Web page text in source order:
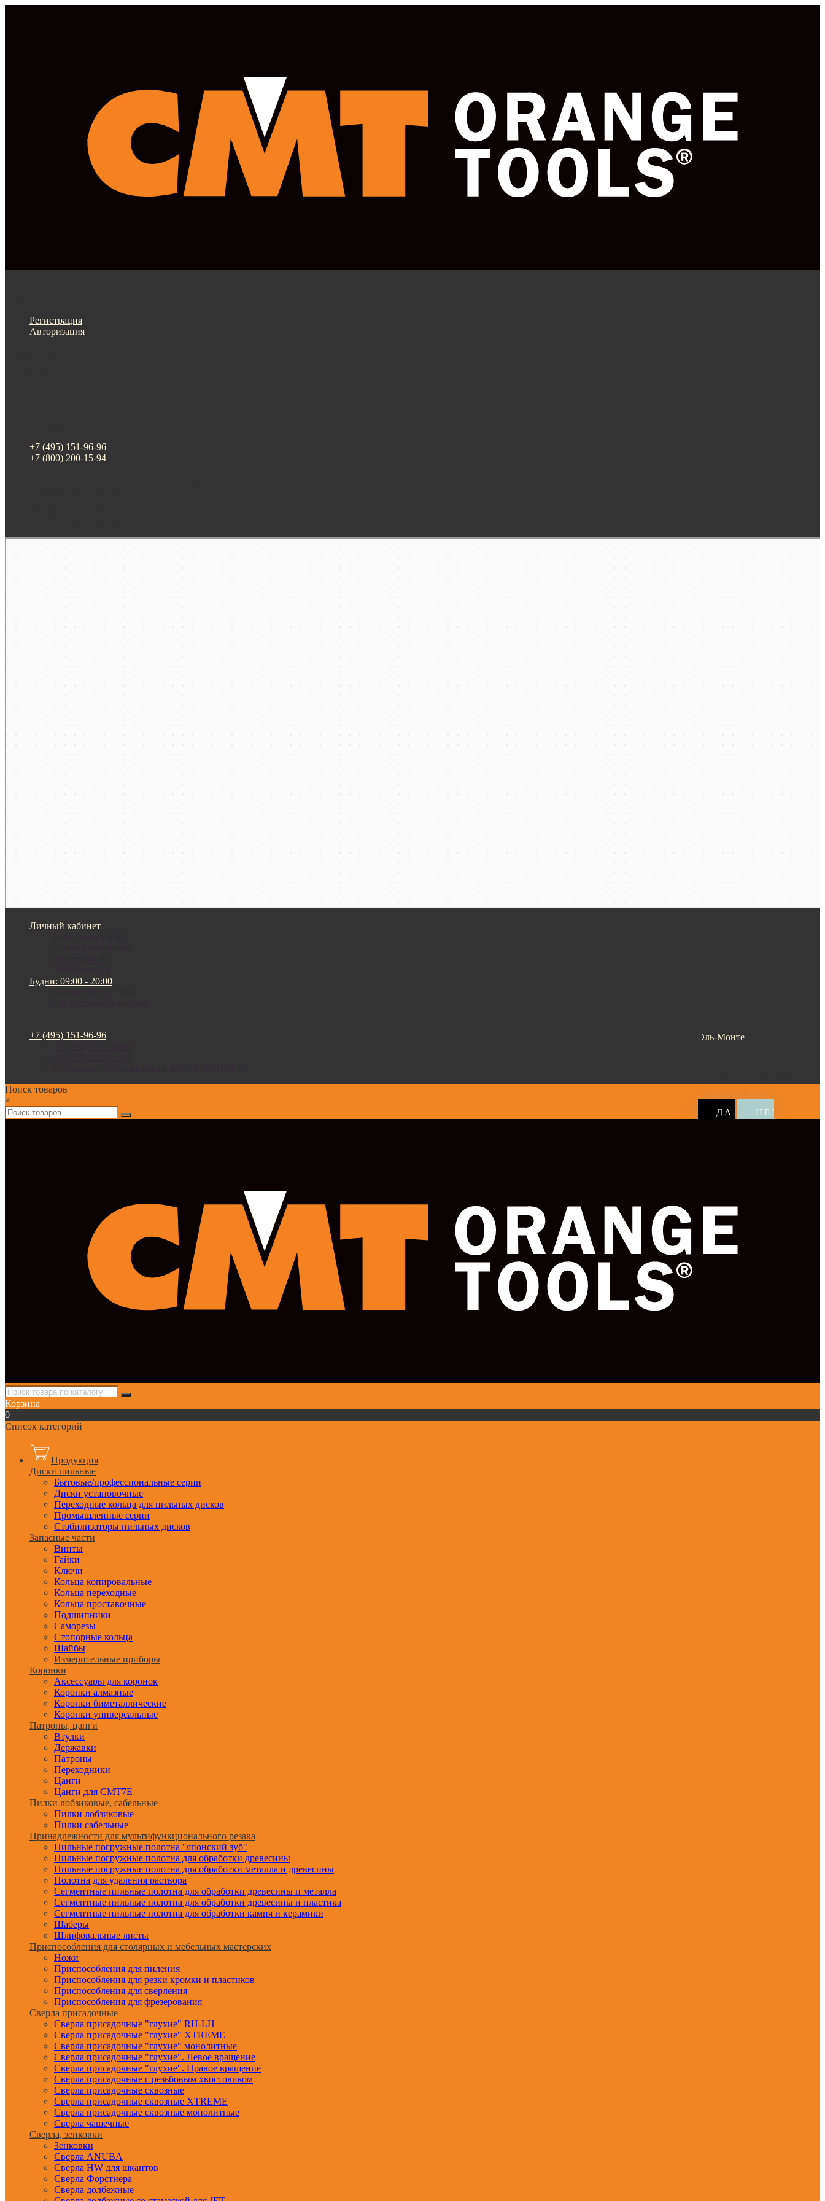
Регистрация
Авторизация
+7 (495) 151-96-96
+7 (800) 200-15-94
Москва
Личный кабинет
Будни: 09:00 - 20:00
Эль-Монте
+7 (495) 151-96-96
Поиск товаров
×
Корзина
0
Список категорий
Продукция
Диски пильные
Бытовые/профессиональные серии
Диски установочные
Переходные кольца для пильных дисков
Промышленные серии
Стабилизаторы пильных дисков
Запасные части
Винты
Гайки
Ключи
Кольца копировальные
Кольца переходные
Кольца проставочные
Подшипники
Саморезы
Стопорные кольца
Шайбы
Измерительные приборы
Коронки
Аксессуары для коронок
Коронки алмазные
Коронки биметаллические
Коронки универсальные
Патроны, цанги
Втулки
Державки
Патроны
Переходники
Цанги
Цанги для CMT7E
Пилки лобзиковые, сабельные
Пилки лобзиковые
Пилки сабельные
Принадлежности для мультифункционального резака
Пильные погружные полотна "японский зуб"
Пильные погружные полотна для обработки древесины
Пильные погружные полотна для обработки металла и древесины
Полотна для удаления раствора
Сегментные пильные полотна для обработки древесины и металла
Сегментные пильные полотна для обработки древесины и пластика
Сегментные пильные полотна для обработки камня и керамики
Шаберы
Шлифовальные листы
Приспособления для столярных и мебельных мастерских
Ножи
Приспособления для пиления
Приспособления для резки кромки и пластиков
Приспособления для сверления
Приспособления для фрезерования
Сверла присадочные
Сверла присадочные "глухие" RH-LH
Сверла присадочные "глухие" XTREME
Сверла присадочные "глухие" монолитные
Сверла присадочные "глухие". Левое вращение
Сверла присадочные "глухие". Правое вращение
Сверла присадочные с резьбовым хвостовиком
Сверла присадочные сквозные
Сверла присадочные сквозные XTREME
Сверла присадочные сквозные монолитные
Сверла чашечные
Сверла, зенковки
Зенковки
Сверла ANUBA
Сверла HW для шкантов
Сверла Форстнера
Сверла долбежные